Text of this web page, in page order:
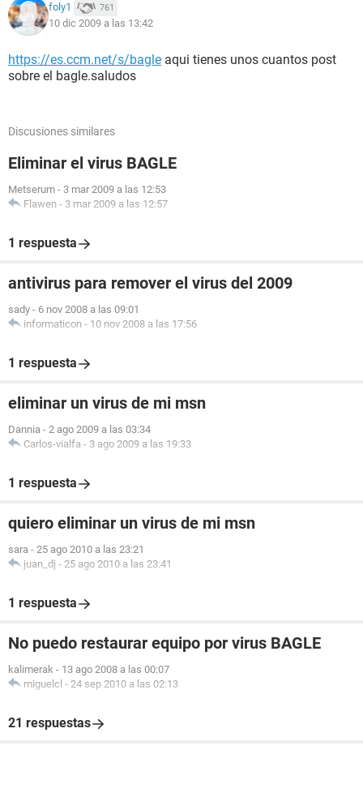
foly1 761
10 dic 2009 a las 13:42
https://es.ccm.net/s/bagle aqui tienes unos cuantos post
sobre el bagle.saludos
Discusiones similares
Eliminar el virus BAGLE
Metserum - 3 mar 2009 a las 12:53
Flawen - 3 mar 2009 a las 12:57
1 respuesta
antivirus para remover el virus del 2009
sady - 6 nov 2008 a las 09:01
informaticon - 10 nov 2008 a las 17:56
1 respuesta
eliminar un virus de mi msn
Dannia - 2 ago 2009 a las 03:34
Carlos-vialfa - 3 ago 2009 a las 19:33
1 respuesta
quiero eliminar un virus de mi msn
sara - 25 ago 2010 a las 23:21
juan_dj - 25 ago 2010 a las 23:41
1 respuesta
No puedo restaurar equipo por virus BAGLE
kalimerak - 13 ago 2008 a las 00:07
miguelcl - 24 sep 2010 a las 02:13
21 respuestas